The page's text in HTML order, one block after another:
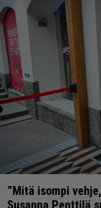
”Mitä isompi
Susanna Penttilä